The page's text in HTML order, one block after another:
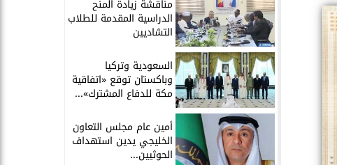
مناقشة زيادة المنح
الدراسية المقدمة للطلاب
التشاديين
السعودية وتركيا
وباكستان توقع «اتفاقية
مكة للدفاع المشترك»...
أمين عام مجلس التعاون
الخليجي يدين استهداف
الحوثيين...